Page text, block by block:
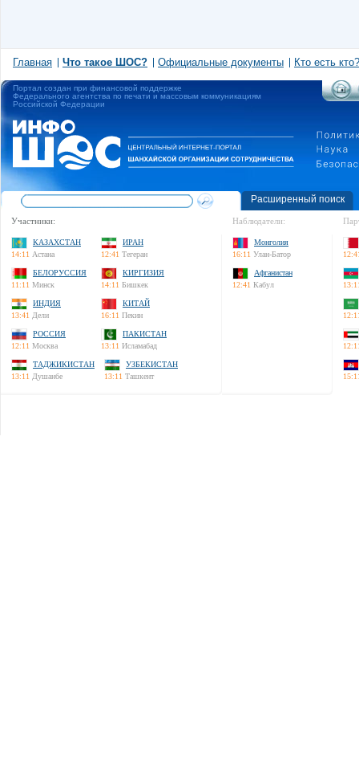
Главная Что такое ШОС? Официальные документы Кто есть кто?
Портал создан при финансовой поддержке
Федерального агентства по печати и массовым коммуникациям
Российской Федерации
Расширенный поиск
Участники:
КАЗАХСТАН
14:11 Астана
ИРАН
12:41 Тегеран
БЕЛОРУССИЯ
11:11 Минск
КИРГИЗИЯ
14:11 Бишкек
ИНДИЯ
13:41 Дели
КИТАЙ
16:11 Пекин
РОССИЯ
12:11 Москва
ПАКИСТАН
13:11 Исламабад
ТАДЖИКИСТАН
13:11 Душанбе
УЗБЕКИСТАН
13:11 Ташкент
Наблюдатели:
Монголия
16:11 Улан-Батор
Афганистан
12:41 Кабул